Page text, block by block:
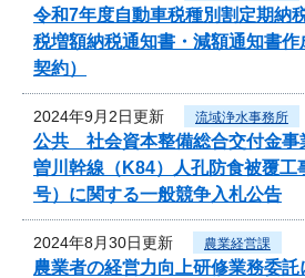
令和7年度自動車税種別割定期納
税増額納税通知書・減額通知書
契約）
2024年9月2日更新 流域浄水事務所
公共 社会資本整備総合交付金事
曽川幹線（K84）人孔防食被覆工
号）に関する一般競争入札公告
2024年8月30日更新 農業経営課
農業者の経営力向上研修業務委